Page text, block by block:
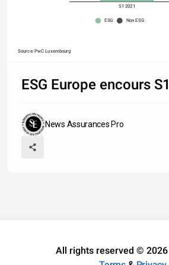
S1 2021
ESG Non ESG
Source: PwC Luxembourg
ESG Europe encours
News Assurances Pro
All rights reserved ©